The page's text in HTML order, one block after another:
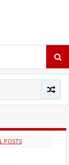
POSTS